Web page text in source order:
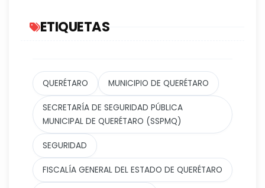
ETIQUETAS
QUERÉTARO MUNICIPIO DE QUERÉTARO
SECRETARÍA DE SEGURIDAD PÚBLICA
MUNICIPAL DE QUERÉTARO (SSPMQ)
SEGURIDAD
FISCALÍA GENERAL DEL ESTADO DE QUERÉTARO